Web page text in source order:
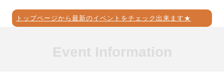
トップページから最新のイベントをチェック出来ます★